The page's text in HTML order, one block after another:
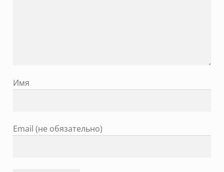
Имя
Email (не обязательно)